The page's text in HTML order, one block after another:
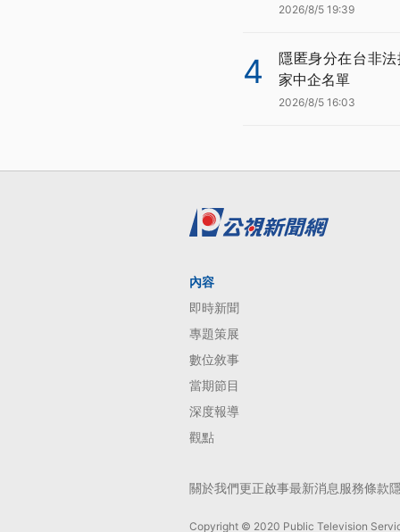
2026/8/5 19:39
4
隱匿身分在台非
家中企名單
2026/8/5 16:03
內容
即時新聞
專題策展
數位敘事
當期節目
深度報導
觀點
關於我們更正啟事最新消息服務條款
Copyright © 2020 Public Television